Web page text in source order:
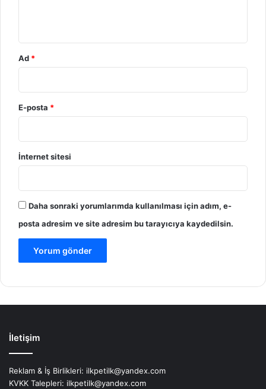
Ad *
E-posta *
İnternet sitesi
Daha sonraki yorumlarımda kullanılması için adım, e-
posta adresim ve site adresim bu tarayıcıya kaydedilsin.
İletişim
Reklam & İş Birlikleri: ilkpetilk@yandex.com
KVKK Talepleri: ilkpetilk@yandex.com